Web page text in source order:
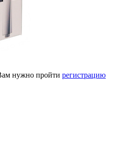
нужно пройти регистрацию